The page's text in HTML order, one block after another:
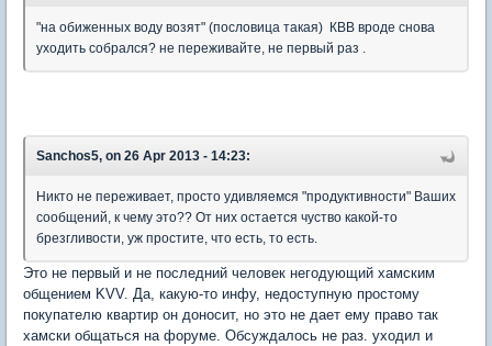
"на обиженных воду возят" (пословица такая) КВВ вроде снова
уходить собрался? не переживайте, не первый раз .
Sanchos5, on 26 Apr 2013 - 14:23:
Никто не переживает, просто удивляемся "продуктивности" Ваших
сообщений, к чему это?? От них остается чуство какой-то
брезгливости, уж простите, что есть, то есть.
Это не первый и не последний человек негодующий хамским
общением KVV. Да, какую-то инфу, недоступную простому
покупателю квартир он доносит, но это не дает ему право так
хамски общаться на форуме. Обсуждалось не раз. уходил и